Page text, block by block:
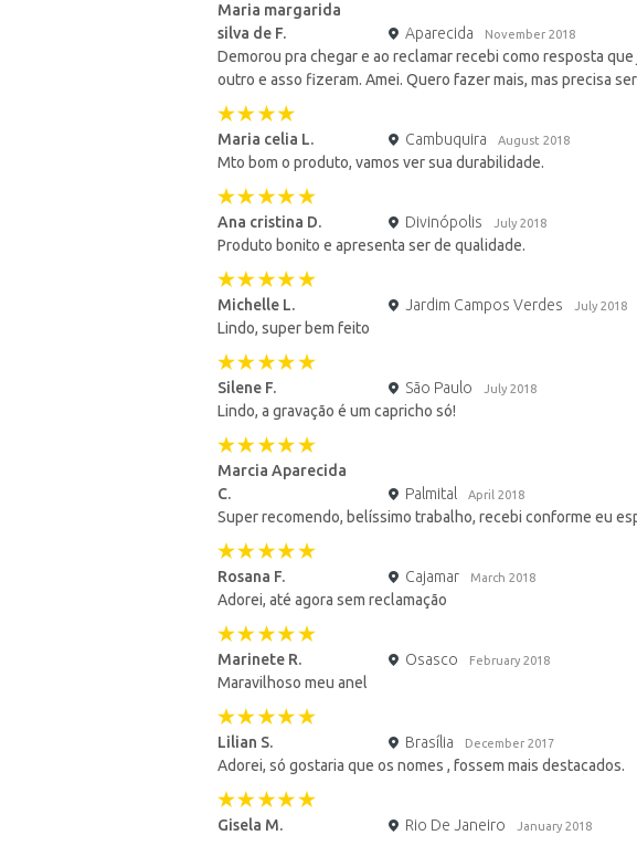
Maria margarida
silva de F.
Aparecida November 2018
Demorou pra chegar e ao reclamar recebi como resposta
outro e asso fizeram. Amei. Quero fazer mais, mas precisa
Maria celia L. Cambuquira August 2018
Mto bom o produto, vamos ver sua durabilidade.
Ana cristina D. Divinópolis July 2018
Produto bonito e apresenta ser de qualidade.
Michelle L. Jardim Campos Verdes July 2018
Lindo, super bem feito
Silene F. São Paulo July 2018
Lindo, a gravação é um capricho só!
Marcia Aparecida
C.
Palmital April 2018
Super recomendo, belíssimo trabalho, recebi conforme eu
Rosana F. Cajamar March 2018
Adorei, até agora sem reclamação
Marinete R. Osasco February 2018
Maravilhoso meu anel
Lilian S. Brasília December 2017
Adorei, só gostaria que os nomes , fossem mais destacados.
Gisela M. Rio De Janeiro January 2018